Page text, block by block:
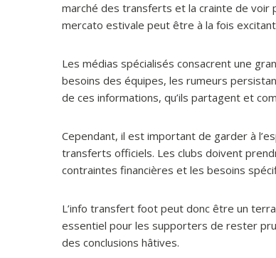
marché des transferts et la crainte de voir
mercato estivale peut être à la fois
Les médias spécialisés consacrent une
besoins des équipes, les rumeurs
de ces informations, qu’ils partagent et
Cependant, il est important de garder à
transferts officiels. Les clubs doivent
contraintes financières et les besoins
L’info transfert foot peut donc être un
essentiel pour les supporters de rester
des conclusions hâtives.